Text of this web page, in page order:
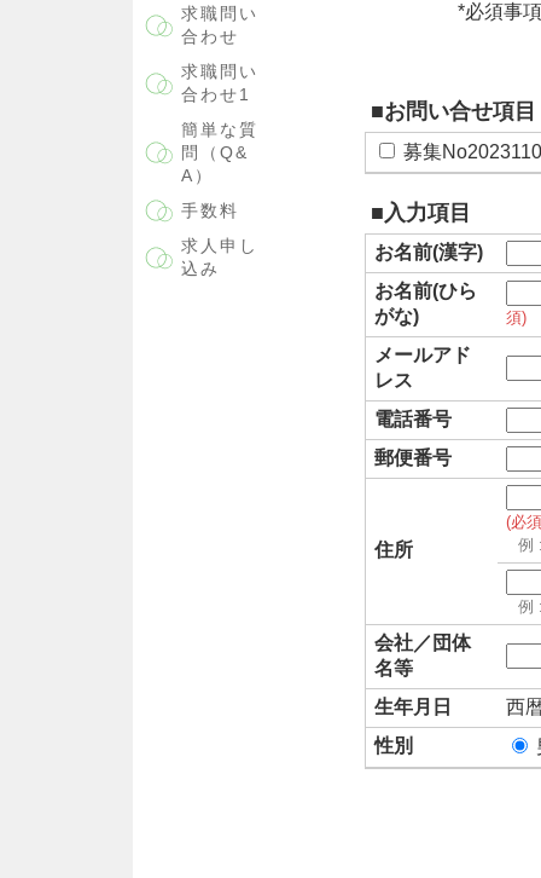
求職問い
合わせ
求職問い
合わせ1
簡単な質
問（Q&
A）
手数料
求人申し
込み
*必須事
■お問い合せ項目
募集
■入力項目
お名前(漢字)
お名前(ひら
がな)
須)
メールアド
レス
電話番号
郵便番号
住所
(必
会社／団体
名等
生年月日
西
性別